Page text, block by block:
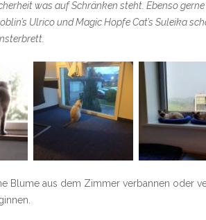
was auf Schränken steht. Ebenso
Ulrico und Magic Hopfe Cat’s Suleika
Blume aus dem Zimmer verbannen oder